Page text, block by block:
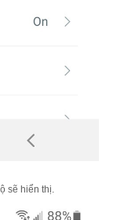
sẽ hiển thị.